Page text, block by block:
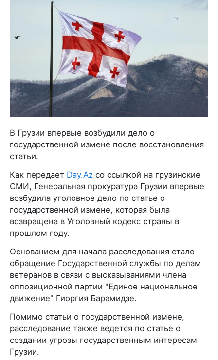
В Грузии впервые возбудили дело о
государственной измене после восстановления
статьи.
Как передает Day.Az со ссылкой на грузинские
СМИ, Генеральная прокуратура Грузии впервые
возбудила уголовное дело по статье о
государственной измене, которая была
возвращена в Уголовный кодекс страны в
прошлом году.
Основанием для начала расследования стало
обращение Государственной службы по делам
ветеранов в связи с высказываниями члена
оппозиционной партии "Единое национальное
движение" Гиоргия Барамидзе.
Помимо статьи о государственной измене,
расследование также ведется по статье о
создании угрозы государственным интересам
Грузии.